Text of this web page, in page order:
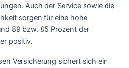
Auch der Service sowie die
sorgen für eine hohe
89 bzw. 85 Prozent der
positiv.
Versicherung sichert sich ein